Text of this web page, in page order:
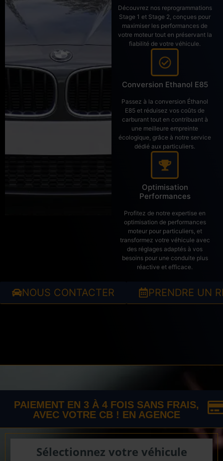
Découvrez nos reprogrammations
Stage 1 et Stage 2, conçues pour
maximiser les performances de
votre moteur tout en préservant la
fiabilité de votre véhicule.
Conversion Ethanol E85
Passez à la conversion Éthanol
E85 et réduisez vos coûts de
carburant tout en contribuant à
une meilleure empreinte
écologique, grâce à notre service
dédié aux particuliers.
Optimisation
Performances
Profitez de notre expertise en
optimisation de performances
moteur pour particuliers, et
transformez votre véhicule avec
des réglages adaptés à vos
besoins pour une conduite plus
réactive et efficace.
NOUS CONTACTER PRENDRE UN
PAIEMENT EN 3 À 4 FOIS SANS FRAIS,
AVEC VOTRE CB ! EN AGENCE